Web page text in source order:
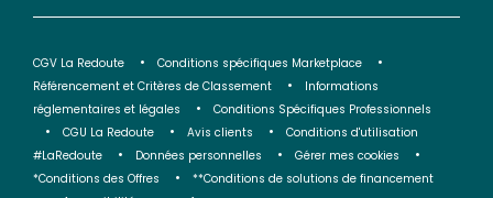
CGV La Redoute
Conditions spécifiques Marketplace
Référencement et Critères de Classement
Informations
réglementaires et légales
Conditions Spécifiques Professionnels
CGU La Redoute
Avis clients
Conditions d'utilisation
#LaRedoute
Données personnelles
Gérer mes cookies
*Conditions des Offres
**Conditions de solutions de financement